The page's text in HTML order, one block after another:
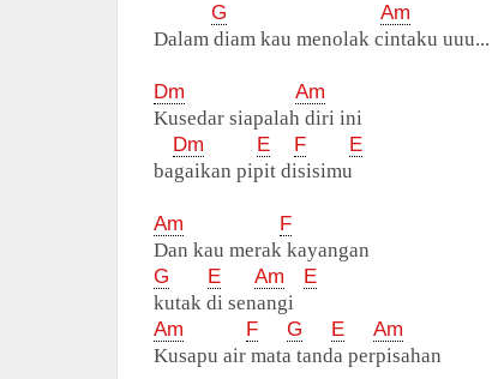
G
Am
Dalam diam kau menolak cintaku uuu...
Dm
Am
Kusedar siapalah diri ini
Dm
E F
E
bagaikan pipit disisimu
Am
F
Dan kau merak kayangan
G
E Am
E
kutak di senangi
Am
F G E
Am
Kusapu air mata tanda perpisahan